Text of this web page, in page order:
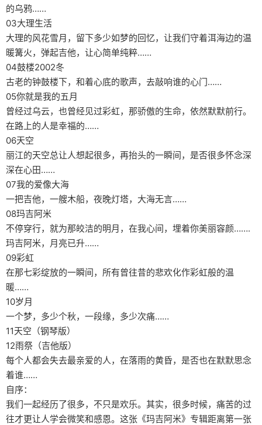
的乌鸦……
03大理生活
大理的风花雪月，留下多少如梦的回忆，让我们守着洱海边的温
暖篝火，弹起吉他，让心简单纯粹……
04鼓楼2002冬
古老的钟鼓楼下，和着心底的歌声，去敲响谁的心门……
05你就是我的五月
曾经过乌云，也曾经见过彩虹，那骄傲的生命，依然默默前行。
在路上的人是幸福的……
06天空
丽江的天空总让人想起很多，再抬头的一瞬间，是否很多怀念深
深在心田……
07我的爱像大海
一把吉他，一艘木船，夜晚灯塔，大海无言……
08玛吉阿米
不停穿行，就为那皎洁的明月，在我心间，埋着你美丽容颜…….
玛吉阿米，月亮已升……
09彩虹
在那七彩绽放的一瞬间，所有曾往昔的悲欢化作彩虹般的温
暖……
10岁月
一个梦，多少个秋，一段缘，多少次痛……
11天空（钢琴版）
12雨祭（吉他版）
每个人都会失去最亲爱的人，在落雨的黄昏，是否也在默默思念
着谁……
自序：
我们一起经历了很多，不只是欢乐。其实，很多时候，痛苦的过
往才更让人学会微笑和感恩。这张《玛吉阿米》专辑距离第一张